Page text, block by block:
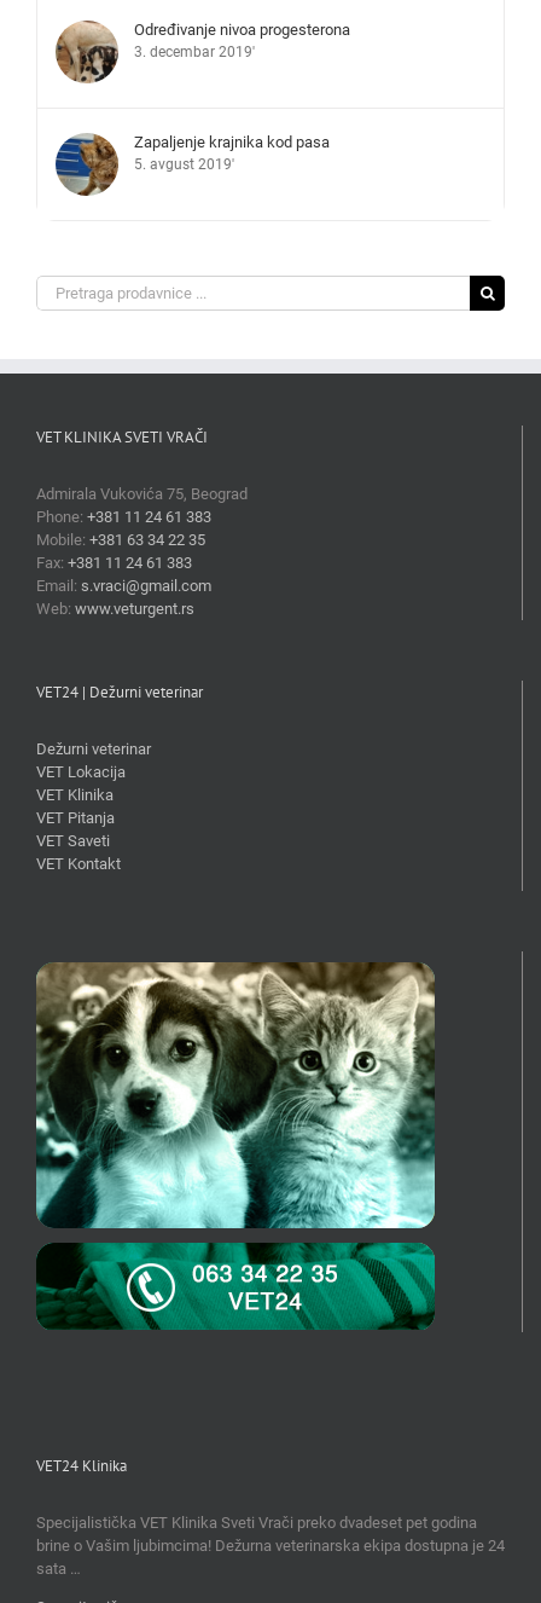
Određivanje nivoa progesterona
3. decembar 2019'
Zapaljenje krajnika kod pasa
5. avgust 2019'
Search
for:
VET KLINIKA SVETI VRAČI
Admirala Vukovića 75, Beograd
Phone: +381 11 24 61 383
Mobile: +381 63 34 22 35
Fax: +381 11 24 61 383
Email: s.vraci@gmail.com
Web: www.veturgent.rs
VET24 | Dežurni veterinar
Dežurni veterinar
VET Lokacija
VET Klinika
VET Pitanja
VET Saveti
VET Kontakt
VET24 Klinika
Specijalistička VET Klinika Sveti Vrači preko dvadeset pet godina
brine o Vašim ljubimcima! Dežurna veterinarska ekipa dostupna je 24
sata …